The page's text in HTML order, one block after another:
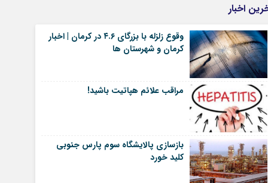
اخبار
وقوع زلزله با بزرگای ۴.۶ در کرمان | اخبار
کرمان و شهرستان ها
مراقب علائم هپاتیت باشید!
بازسازی پالایشگاه سوم پارس جنوبی
کلید خورد